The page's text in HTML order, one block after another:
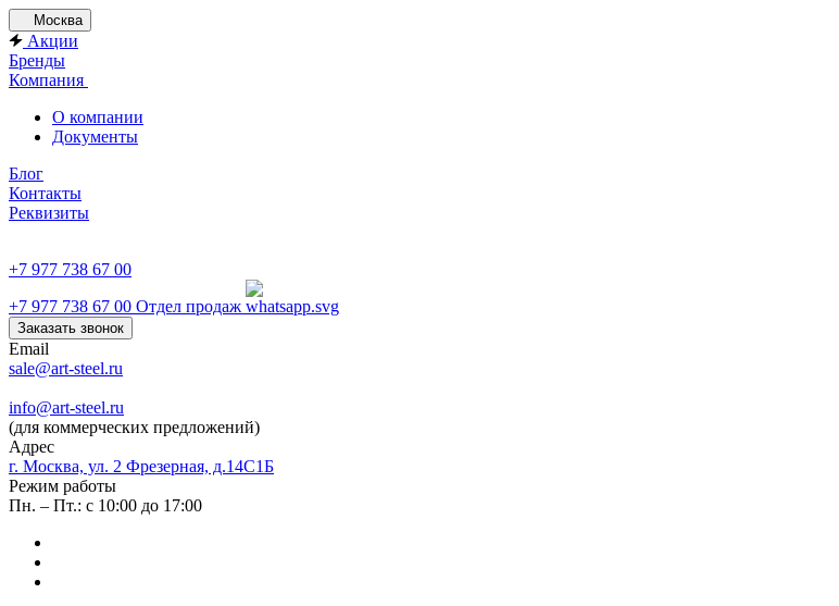
Москва
Акции
Бренды
Компания
О компании
Документы
Блог
Контакты
Реквизиты
+7 977 738 67 00
+7 977 738 67 00 Отдел продаж
Заказать звонок
Email
sale@art-steel.ru
info@art-steel.ru
(для коммерческих предложений)
Адрес
г. Москва, ул. 2 Фрезерная, д.14С1Б
Режим работы
Пн. – Пт.: с 10:00 до 17:00